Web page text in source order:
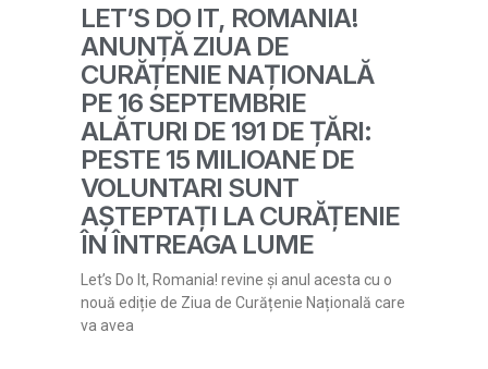
LET’S DO IT, ROMANIA!
ANUNȚĂ ZIUA DE
CURĂȚENIE NAȚIONALĂ
PE 16 SEPTEMBRIE
ALĂTURI DE 191 DE ȚĂRI:
PESTE 15 MILIOANE DE
VOLUNTARI SUNT
AȘTEPTAȚI LA CURĂȚENIE
ÎN ÎNTREAGA LUME
Let’s Do It, Romania! revine și anul acesta cu o
nouă ediție de Ziua de Curățenie Națională care
va avea